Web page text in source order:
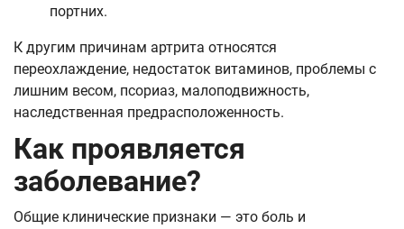
портних.
К другим причинам артрита относятся
переохлаждение, недостаток витаминов, проблемы с
лишним весом, псориаз, малоподвижность,
наследственная предрасположенность.
Как проявляется
заболевание?
Общие клинические признаки — это боль и